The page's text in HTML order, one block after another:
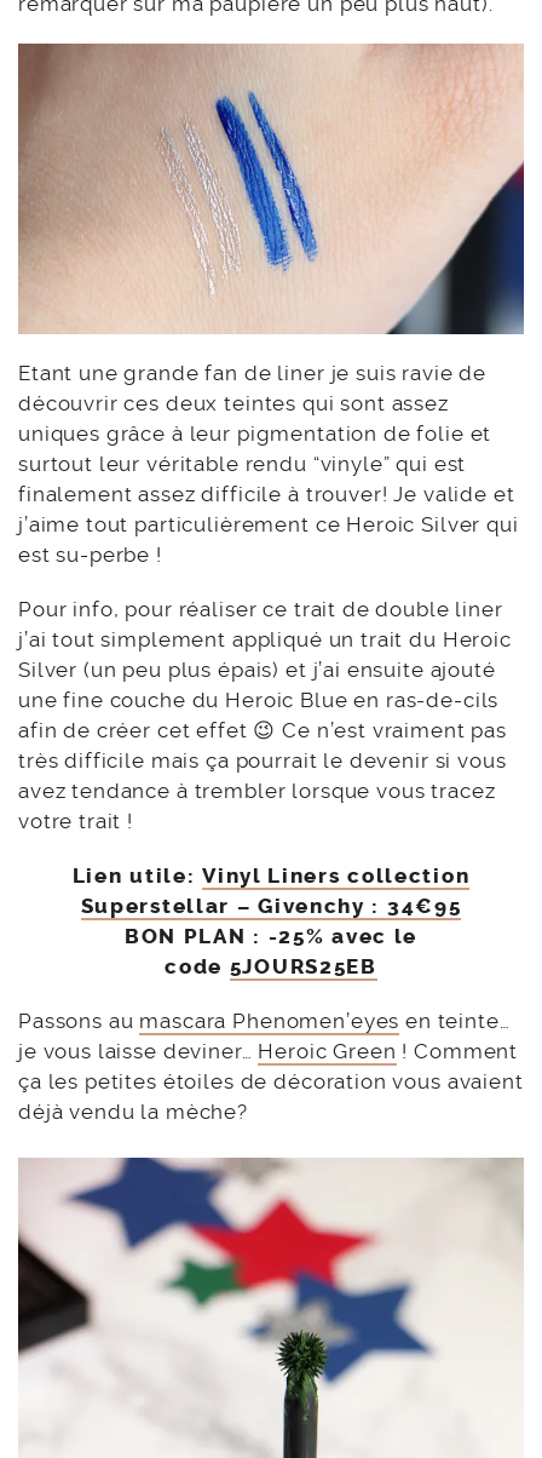
Etant une grande fan de liner je suis ravie de
découvrir ces deux teintes qui sont assez
uniques grâce à leur pigmentation de folie et
surtout leur véritable rendu “vinyle” qui est
finalement assez difficile à trouver! Je valide et
j’aime tout particulièrement ce Heroic Silver qui
est su-perbe !
Pour info, pour réaliser ce trait de double liner
j’ai tout simplement appliqué un trait du Heroic
Silver (un peu plus épais) et j’ai ensuite ajouté
une fine couche du Heroic Blue en ras-de-cils
afin de créer cet effet 😉 Ce n’est vraiment pas
très difficile mais ça pourrait le devenir si vous
avez tendance à trembler lorsque vous tracez
votre trait !
Lien utile:Vinyl Liners collection
Superstellar – Givenchy : 34€95
BON PLAN : -25% avec le
code 5JOURS25EB
Passons au mascara Phenomen’eyes en teinte…
je vous laisse deviner… Heroic Green ! Comment
ça les petites étoiles de décoration vous avaient
déjà vendu la mèche?